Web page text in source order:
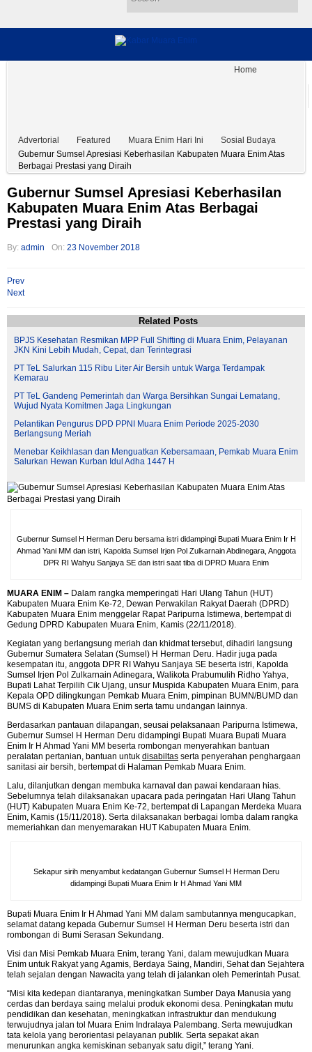
Home
Advertorial Featured Muara Enim Hari Ini
Sosial Budaya
Gubernur Sumsel Apresiasi Keberhasilan Kabupaten Muara Enim Atas
Berbagai Prestasi yang Diraih
Gubernur Sumsel Apresiasi Keberhasilan
Kabupaten Muara Enim Atas Berbagai
Prestasi yang Diraih
By: admin On: 23 November 2018
Prev
Next
Related Posts
BPJS Kesehatan Resmikan MPP Full Shifting di Muara Enim, Pelayanan
JKN Kini Lebih Mudah, Cepat, dan Terintegrasi
PT TeL Salurkan 115 Ribu Liter Air Bersih untuk Warga Terdampak
Kemarau
PT TeL Gandeng Pemerintah dan Warga Bersihkan Sungai Lematang,
Wujud Nyata Komitmen Jaga Lingkungan
Pelantikan Pengurus DPD PPNI Muara Enim Periode 2025-2030
Berlangsung Meriah
Menebar Keikhlasan dan Menguatkan Kebersamaan, Pemkab Muara Enim
Salurkan Hewan Kurban Idul Adha 1447 H
Gubernur Sumsel H Herman Deru bersama istri didampingi Bupati Muara Enim Ir H
Ahmad Yani MM dan istri, Kapolda Sumsel Irjen Pol Zulkarnain Abdinegara, Anggota
DPR RI Wahyu Sanjaya SE dan istri saat tiba di DPRD Muara Enim
MUARA ENIM – Dalam rangka memperingati Hari Ulang Tahun (HUT)
Kabupaten Muara Enim Ke-72, Dewan Perwakilan Rakyat Daerah (DPRD)
Kabupaten Muara Enim menggelar Rapat Paripurna Istimewa, bertempat di
Gedung DPRD Kabupaten Muara Enim, Kamis (22/11/2018).
Kegiatan yang berlangsung meriah dan khidmat tersebut, dihadiri langsung
Gubernur Sumatera Selatan (Sumsel) H Herman Deru. Hadir juga pada
kesempatan itu, anggota DPR RI Wahyu Sanjaya SE beserta istri, Kapolda
Sumsel Irjen Pol Zulkarnain Adinegara, Walikota Prabumulih Ridho Yahya,
Bupati Lahat Terpilih Cik Ujang, unsur Muspida Kabupaten Muara Enim, para
Kepala OPD dilingkungan Pemkab Muara Enim, pimpinan BUMN/BUMD dan
BUMS di Kabupaten Muara Enim serta tamu undangan lainnya.
Berdasarkan pantauan dilapangan, seusai pelaksanaan Paripurna Istimewa,
Gubernur Sumsel H Herman Deru didampingi Bupati Muara Bupati Muara
Enim Ir H Ahmad Yani MM beserta rombongan menyerahkan bantuan
peralatan pertanian, bantuan untuk disabiltas serta penyerahan penghargaan
sanitasi air bersih, bertempat di Halaman Pemkab Muara Enim.
Lalu, dilanjutkan dengan membuka karnaval dan pawai kendaraan hias.
Sebelumnya telah dilaksanakan upacara pada peringatan Hari Ulang Tahun
(HUT) Kabupaten Muara Enim Ke-72, bertempat di Lapangan Merdeka Muara
Enim, Kamis (15/11/2018). Serta dilaksanakan berbagai lomba dalam rangka
memeriahkan dan menyemarakan HUT Kabupaten Muara Enim.
Sekapur sirih menyambut kedatangan Gubernur Sumsel H Herman Deru
didampingi Bupati Muara Enim Ir H Ahmad Yani MM
Bupati Muara Enim Ir H Ahmad Yani MM dalam sambutannya mengucapkan,
selamat datang kepada Gubernur Sumsel H Herman Deru beserta istri dan
rombongan di Bumi Serasan Sekundang.
Visi dan Misi Pemkab Muara Enim, terang Yani, dalam mewujudkan Muara
Enim untuk Rakyat yang Agamis, Berdaya Saing, Mandiri, Sehat dan Sejahtera
telah sejalan dengan Nawacita yang telah di jalankan oleh Pemerintah Pusat.
“Misi kita kedepan diantaranya, meningkatkan Sumber Daya Manusia yang
cerdas dan berdaya saing melalui produk ekonomi desa. Peningkatan mutu
pendidikan dan kesehatan, meningkatkan infrastruktur dan mendukung
terwujudnya jalan tol Muara Enim Indralaya Palembang. Serta mewujudkan
tata kelola yang berorientasi pelayanan publik. Serta sepakat akan
menurunkan angka kemiskinan sebanyak satu digit,” terang Yani.